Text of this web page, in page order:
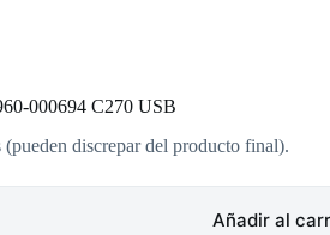
000694 C270 USB
(pueden discrepar del producto final).
Añadir al